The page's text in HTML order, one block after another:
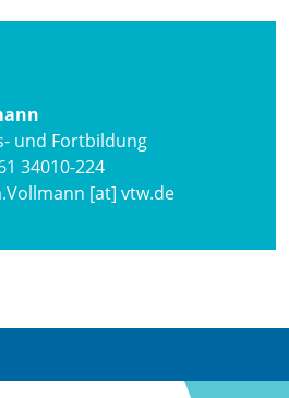
und Fortbildung
34010-224
[at] vtw.de